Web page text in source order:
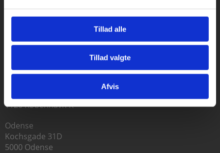
Tillad alle
Tillad valgte
Afvis
1120 København K
Odense
Kochsgade 31D
5000 Odense
Gå til praxisOnline